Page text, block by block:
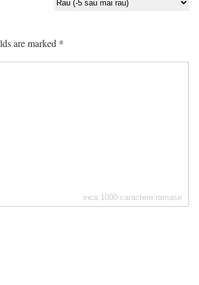
are marked *
inca 1000 caractere ramase